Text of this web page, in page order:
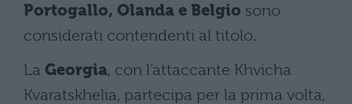
Portogallo, Olanda e Belgio sono
considerati contendenti al titolo.
La Georgia, con l’attaccante Khvicha
Kvaratskhelia, partecipa per la prima volta,